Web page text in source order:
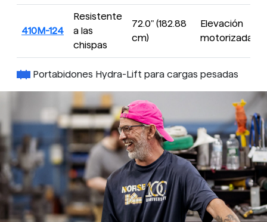
410M-124
Resistente
a las
chispas
72.0" (182.88
cm)
Elevación
motorizada
Portabidones Hydra-Lift para cargas pesadas